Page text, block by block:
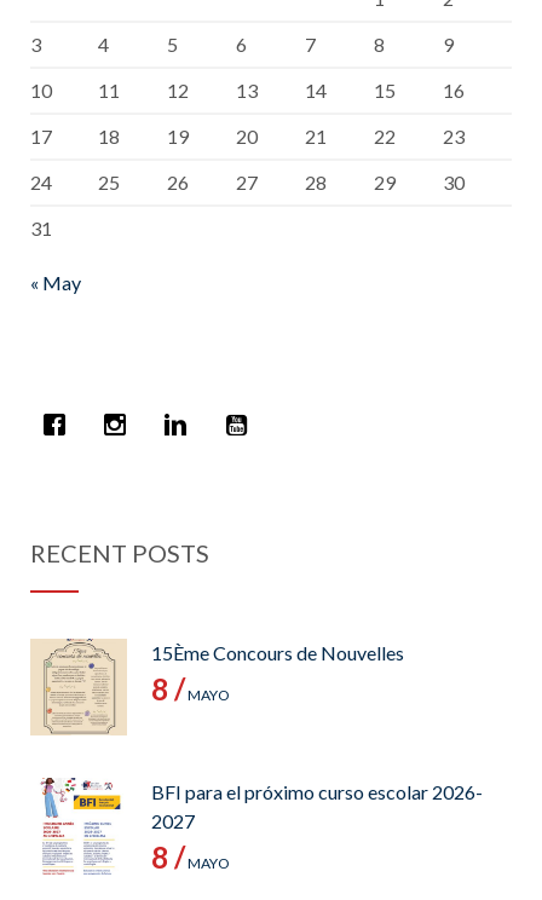
3
4 5 6 7 8
9
10
11 12 13 14 15
16
17
18 19 20 21 22
23
24
25 26 27 28 29
30
31
« May
RECENT POSTS
15Ème Concours de Nouvelles
8 /MAYO
BFI para el próximo curso escolar 2026-
2027
8 /MAYO